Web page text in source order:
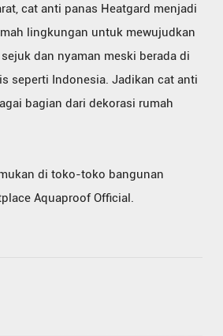
cat anti panas Heatgard menjadi
lingkungan untuk mewujudkan
dan nyaman meski berada di
seperti Indonesia. Jadikan cat anti
bagian dari dekorasi rumah
di toko-toko bangunan
Aquaproof Official.